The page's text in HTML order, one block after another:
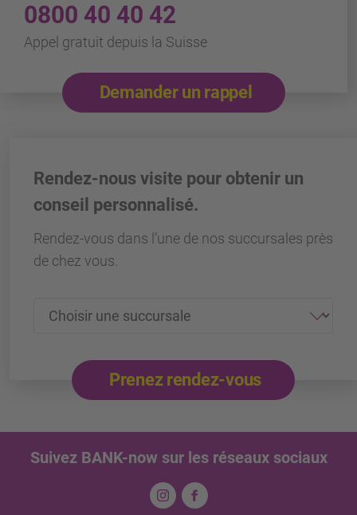
0800 40 40 42
Appel gratuit depuis la Suisse
Demander un rappel
Rendez-nous visite pour obtenir un
conseil personnalisé.
Rendez-vous dans l’une de nos succursales près
de chez vous.
Prenez rendez-vous
Suivez BANK-now sur les réseaux sociaux